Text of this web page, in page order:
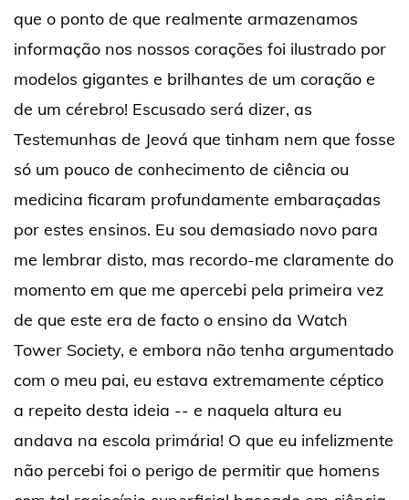
que o ponto de que realmente armazenamos
informação nos nossos corações foi ilustrado por
modelos gigantes e brilhantes de um coração e
de um cérebro! Escusado será dizer, as
Testemunhas de Jeová que tinham nem que fosse
só um pouco de conhecimento de ciência ou
medicina ficaram profundamente embaraçadas
por estes ensinos. Eu sou demasiado novo para
me lembrar disto, mas recordo-me claramente do
momento em que me apercebi pela primeira vez
de que este era de facto o ensino da Watch
Tower Society, e embora não tenha argumentado
com o meu pai, eu estava extremamente céptico
a repeito desta ideia -- e naquela altura eu
andava na escola primária! O que eu infelizmente
não percebi foi o perigo de permitir que homens